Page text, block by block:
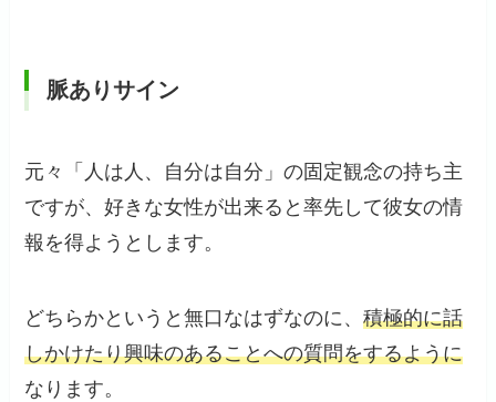
脈ありサイン
元々「人は人、自分は自分」の固定観念の持ち主
ですが、好きな女性が出来ると率先して彼女の情
報を得ようとします。
どちらかというと無口なはずなのに、積極的に話
しかけたり興味のあることへの質問をするように
なります。